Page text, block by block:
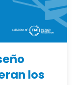
los